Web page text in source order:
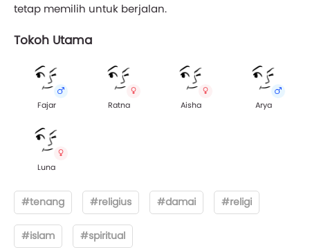
tetap memilih untuk berjalan.
Tokoh Utama
Fajar Ratna Aisha Arya
Luna
#tenang #religius #damai #religi
#islam #spiritual